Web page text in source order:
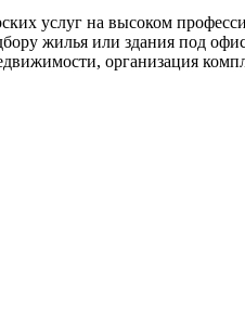
услуг на высоком
жилья или здания под
организация